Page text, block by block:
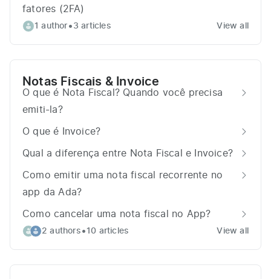
fatores (2FA)
1 author • 3 articles View all
Notas Fiscais & Invoice
O que é Nota Fiscal? Quando você precisa
emiti-la?
O que é Invoice?
Qual a diferença entre Nota Fiscal e Invoice?
Como emitir uma nota fiscal recorrente no
app da Ada?
Como cancelar uma nota fiscal no App?
2 authors •10 articles View all